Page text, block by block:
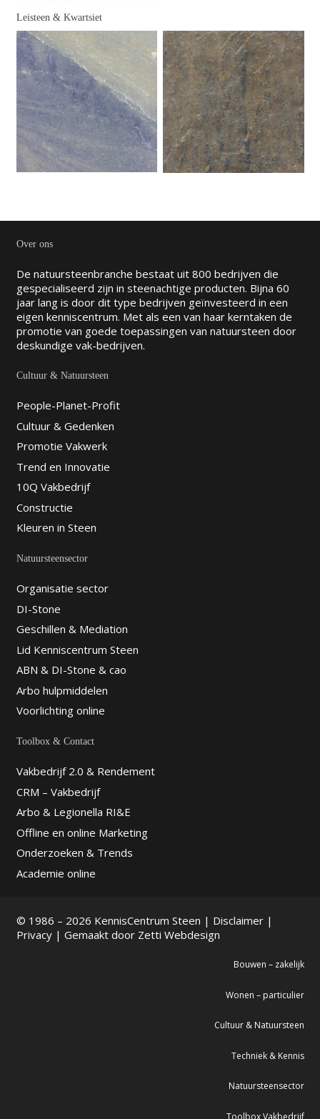
Leisteen & Kwartsiet
Over ons
De natuursteenbranche bestaat uit 800 bedrijven die
gespecialiseerd zijn in steenachtige producten. Bijna 60
jaar lang is door dit type bedrijven geïnvesteerd in een
eigen kenniscentrum. Met als een van haar kerntaken de
promotie van goede toepassingen van natuursteen door
deskundige vak-bedrijven.
Cultuur & Natuursteen
People-Planet-Profit
Cultuur & Gedenken
Promotie Vakwerk
Trend en Innovatie
10Q Vakbedrijf
Constructie
Kleuren in Steen
Natuursteensector
Organisatie sector
DI-Stone
Geschillen & Mediation
Lid Kenniscentrum Steen
ABN & DI-Stone & cao
Arbo hulpmiddelen
Voorlichting online
Toolbox & Contact
Vakbedrijf 2.0 & Rendement
CRM – Vakbedrijf
Arbo & Legionella RI&E
Offline en online Marketing
Onderzoeken & Trends
Academie online
© 1986 – 2026 KennisCentrum Steen | Disclaimer|
Privacy| Gemaakt door Zetti Webdesign
Bouwen – zakelijk
Wonen – particulier
Cultuur & Natuursteen
Techniek & Kennis
Natuursteensector
Toolbox Vakbedrijf